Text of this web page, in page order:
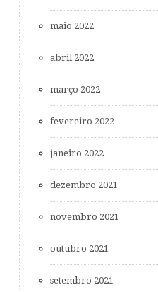
maio 2022
abril 2022
março 2022
fevereiro 2022
janeiro 2022
dezembro 2021
novembro 2021
outubro 2021
setembro 2021